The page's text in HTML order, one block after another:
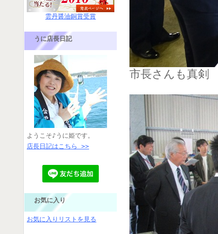
雲丹醤油銅賞受賞
うに店長日記
ようこそ♪うに姫です。
店長日記はこちら >>
お気に入り
お気に入りリストを見る
市長さんも真剣